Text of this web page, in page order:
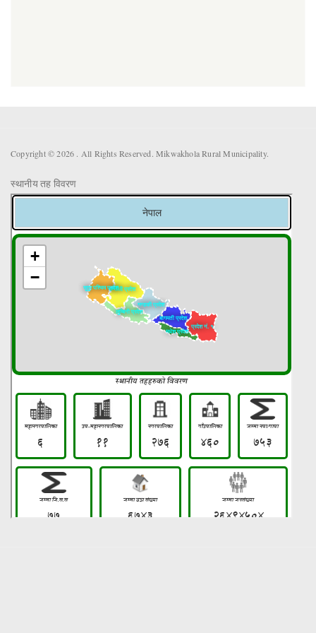
Copyright © 2026 . All Rights Reserved. Mikwakhola Rural Municipality.
स्थानीय तह विवरण